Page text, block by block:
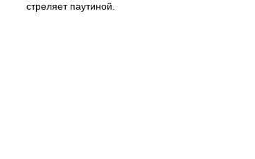
стреляет паутиной.